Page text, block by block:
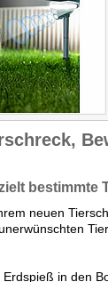
bestimmte
neuen
in den